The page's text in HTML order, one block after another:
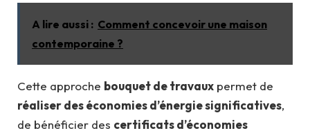
A lire aussi : Comment concevoir une maison
contemporaine ?
Cette approche bouquet de travaux permet de
réaliser des économies d’énergie significatives,
de bénéficier des certificats d’économies